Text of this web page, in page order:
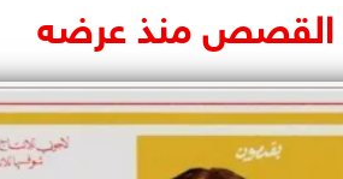
الزراعة فى مصر
سوق العقارات
المسؤولية المجتمعية
بطولات عربية
بطولات
بطولات
القصص منذ عرضه